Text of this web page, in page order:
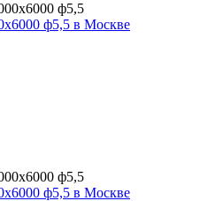
ф5,5 в Москве
ф5,5 в Москве